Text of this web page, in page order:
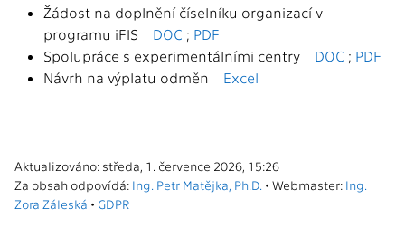
Žádost na doplnění číselníku organizací v
programu iFIS DOC ; PDF
Spolupráce s experimentálními centry DOC ; PDF
Návrh na výplatu odměn Excel
Aktualizováno: středa, 1. července 2026, 15:26
Za obsah odpovídá: Ing. Petr Matějka, Ph.D. • Webmaster: Ing.
Zora Záleská • GDPR